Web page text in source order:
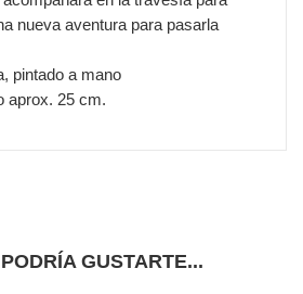
nueva aventura para pasarla
pintado a mano
aprox. 25 cm.
GUSTARTE...